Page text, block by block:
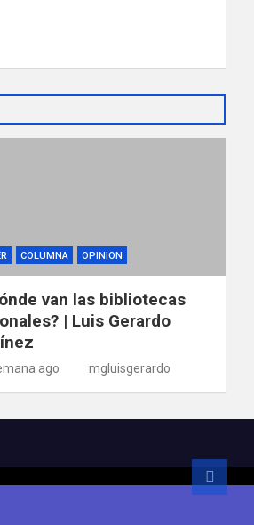
COLUMNA OPINION
van las bibliotecas
| Luis Gerardo
ago mgluisgerardo